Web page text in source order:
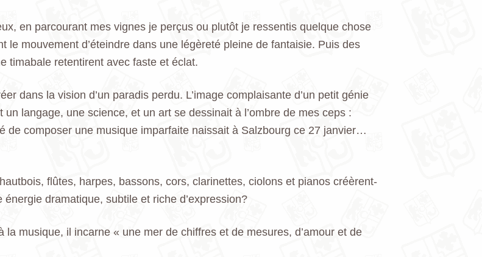
en parcourant mes vignes je perçus ou plutôt je ressentis quelque chose
le mouvement d’éteindre dans une légèreté pleine de fantaisie. Puis des
timabale retentirent avec faste et éclat.
dans la vision d’un paradis perdu. L’image complaisante d’un petit génie
langage, une science, et un art se dessinait à l’ombre de mes ceps :
de composer une musique imparfaite naissait à Salzbourg ce 27 janvier…
flûtes, harpes, bassons, cors, clarinettes, ciolons et pianos créèrent-
dramatique, subtile et riche d’expression?
la musique, il incarne « une mer de chiffres et de mesures, d’amour et de